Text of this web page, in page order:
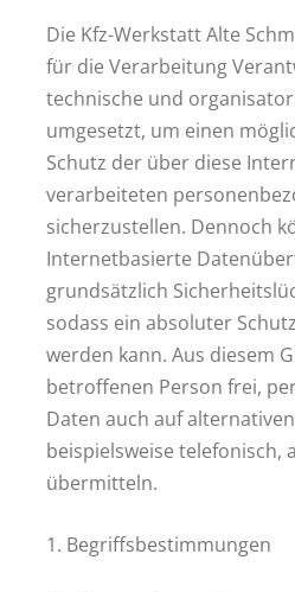
Die Kfz-Werkstatt Alte
für die Verarbeitung
technische und
umgesetzt, um einen
Schutz der über diese
verarbeiteten
sicherzustellen. Dennoch
Internetbasierte
grundsätzlich
sodass ein absoluter
werden kann. Aus diesem
betroffenen Person frei,
Daten auch auf
beispielsweise telefonisch,
übermitteln.
1. Begriffsbestimmungen